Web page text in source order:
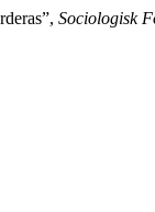
Sociologisk